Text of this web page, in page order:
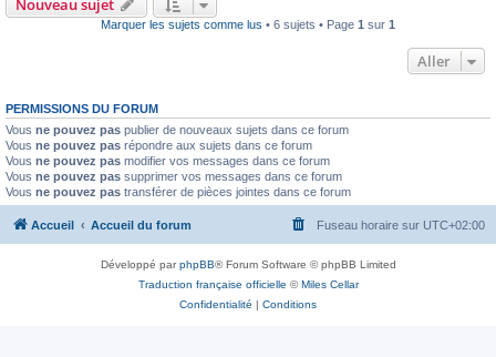
Nouveau sujet
Marquer les sujets comme lus • 6 sujets • Page 1 sur 1
Aller
PERMISSIONS DU FORUM
Vous ne pouvez pas publier de nouveaux sujets dans ce forum
Vous ne pouvez pas répondre aux sujets dans ce forum
Vous ne pouvez pas modifier vos messages dans ce forum
Vous ne pouvez pas supprimer vos messages dans ce forum
Vous ne pouvez pas transférer de pièces jointes dans ce forum
Accueil Accueil du forum Fuseau horaire sur UTC+02:00
Développé parphpBB® Forum Software © phpBB Limited
Traduction française officielle ©Miles Cellar
Confidentialité | Conditions